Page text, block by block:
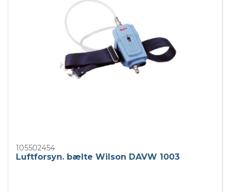
105502454
Luftforsyn. bælte Wilson DAVW 1003